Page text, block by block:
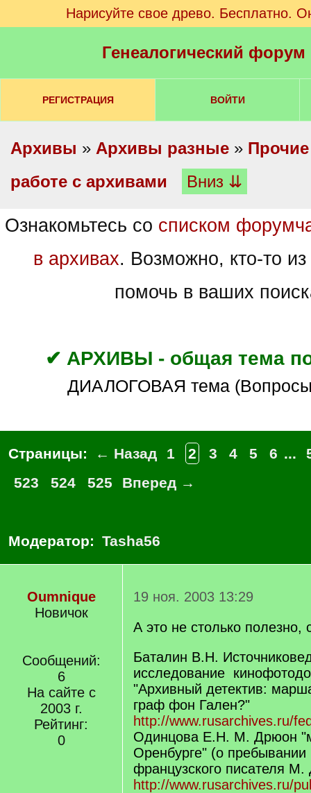
Нарисуйте свое древо. Бесплатно.
Генеалогический
РЕГИСТРАЦИЯ ВОЙТИ
Архивы » Архивы разные »
работе с архивами
Вниз ⇊
Ознакомьтесь со списком
в архивах. Возможно, кто-то
помочь в ваших
✔ АРХИВЫ - общая тема
ДИАЛОГОВАЯ тема
Страницы: ← Назад 1 2 3 4 5 6 ...
523
524 525 Вперед →
Модератор: Tasha56
Oumnique
Новичок
Сообщений:
6
На сайте с
2003 г.
Рейтинг:
0
19 ноя. 2003 13:29
А это не столько полезно,
Баталин В.Н.
исследование
"Архивный детектив:
граф фон Гален?"
http://www.rusarchives.ru/
Одинцова Е.Н. М. Дрюон
Оренбурге" (о пребывании
французского писателя
http://www.rusarchives.ru/